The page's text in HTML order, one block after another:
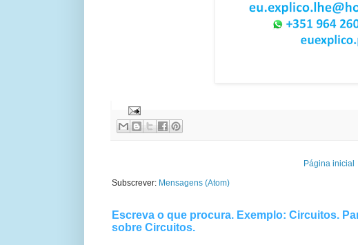
Página inicial
Subscrever: Mensagens (Atom)
Escreva o que procura. Exemplo: Circuitos.
sobre Circuitos.